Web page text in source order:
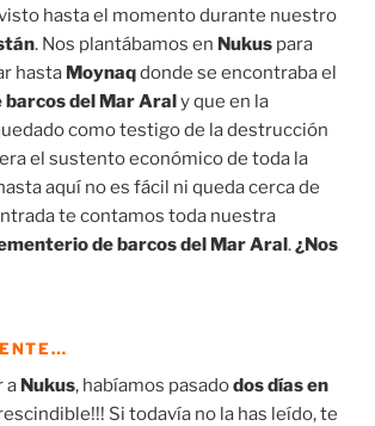
hasta el momento durante nuestro
. Nos plantábamos en Nukus para
hasta Moynaqdonde se encontraba el
del Mar Araly que en la
como testigo de la destrucción
el sustento económico de toda la
aquí no es fácil ni queda cerca de
te contamos toda nuestra
de barcos del Mar Aral.¿Nos
a Nukus, habíamos pasadodos días en
Si todavía no la has leído, te